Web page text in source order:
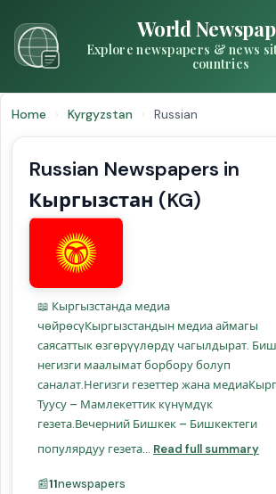
World
Explore newspapers & news
countries
Home › Kyrgyzstan › Russian
Russian Newspapers in
Кыргызстан (KG)
📖 Кыргызстанда медиа
чөйрөсүКыргызстандын медиа аймагы
саясаттык өзгөрүүлөрдү чагылдырат.
негизги маалымат борбору болуп
саналат.Негизги гезеттер жана
Туусу – Мамлекеттик күнүмдүк
гезета.Вечерний Бишкек – Бишкектеги
популярдуу гезета... Read full summary
📰11newspapers